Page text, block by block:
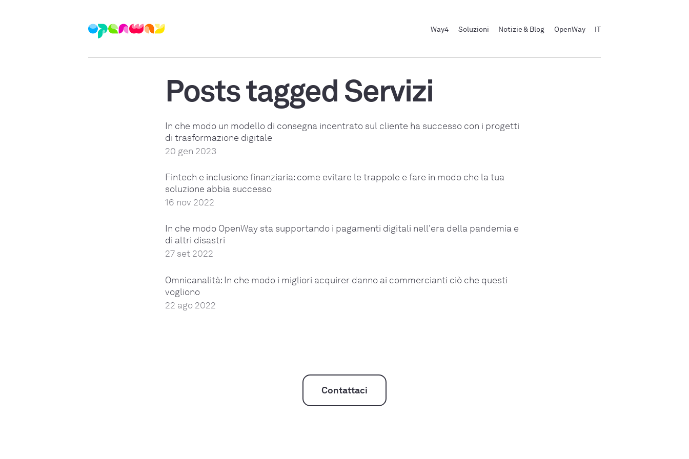
Way4 Soluzioni Notizie & Blog OpenWay IT
Posts tagged Servizi
In che modo un modello di consegna incentrato sul cliente ha successo con i progetti
di trasformazione digitale
20 gen 2023
Fintech e inclusione finanziaria: come evitare le trappole e fare in modo che la tua
soluzione abbia successo
16 nov 2022
In che modo OpenWay sta supportando i pagamenti digitali nell'era della pandemia e
di altri disastri
27 set 2022
Omnicanalità: In che modo i migliori acquirer danno ai commercianti ciò che questi
vogliono
22 ago 2022
Contattaci